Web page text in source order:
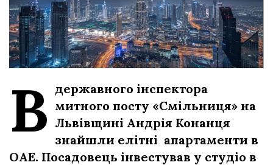
В державного інспектора
митного посту «Смільниця» на
Львівщині Андрія Конанця
знайшли елітні апартаменти в
ОАЕ. Посадовець інвестував у студіо в